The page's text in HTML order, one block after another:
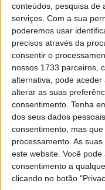
conteúdos, pesquisa de
serviços. Com a sua
poderemos usar
precisos através da
consentir o
nossos 1733 parceiros,
alternativa, pode
alterar as suas
consentimento. Tenha
dos seus dados
consentimento, mas
processamento. As
este website. Você
consentimento a
clicando no botão
O Campeão daRed
a mais recente
Carpe, será o
da Red Bull KTM Ajo
Moto3 do próximo
card noSolidarity
semana.
Carpe, que é natural
linha de jovens
Espanha nesta
totalmente ibérico na